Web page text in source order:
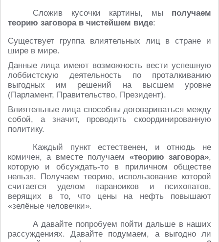
Сложив кусочки картины, мы получаем
теорию заговора в чистейшем виде:
Существует группа влиятельных лиц в стране и
шире в мире.
Данные лица имеют возможность вести успешную
лоббистскую деятельность по проталкиванию
выгодных им решений на высшем уровне
(Парламент, Правительство, Президент).
Влиятельные лица способны договариваться между
собой, а значит, проводить скоординированную
политику.
Каждый пункт естественен, и отнюдь не
комичен, а вместе получаем «теорию заговора»,
которую и обсуждать-то в приличном обществе
нельзя. Получаем теорию, использование которой
считается уделом параноиков и психопатов,
верящих в то, что цены на нефть повышают
«зелёные человечки».
А давайте попробуем пойти дальше в наших
рассуждениях. Давайте подумаем, а выгодно ли